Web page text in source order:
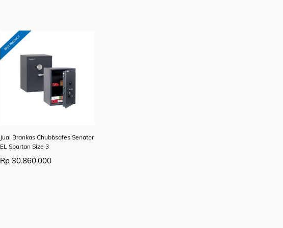
Jual Brankas Chubbsafes Senator
EL Spartan Size 3
Rp30.860.000